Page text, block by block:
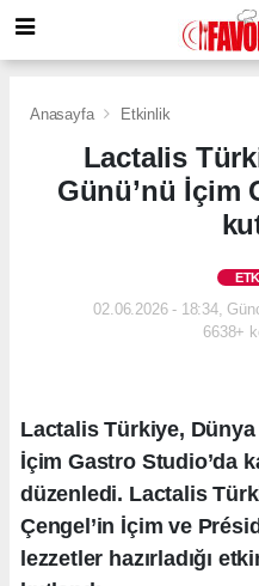
Anasayfa Etkinlik
Lactalis
Günü’nü İçim
02.06.2026 - 18:34,
6638+
Lactalis Türkiye,
İçim Gastro Studio’da
düzenledi. Lactalis
Çengel’in İçim ve
lezzetler hazırladığı